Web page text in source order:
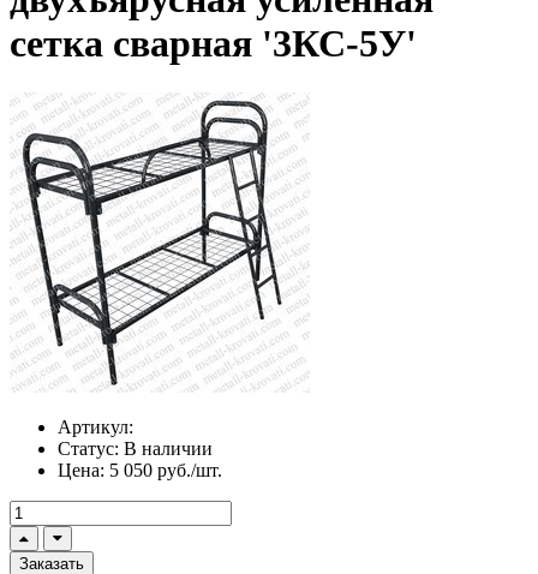
сетка сварная '3КС-5У'
Артикул:
Статус: В наличии
Цена: 5 050 руб./шт.
Заказать